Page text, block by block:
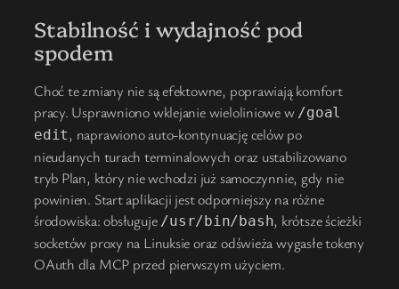
Stabilność i wydajność pod
spodem
Choć te zmiany nie są efektowne, poprawiają komfort
pracy. Usprawniono wklejanie wieloliniowe w /goal
edit, naprawiono auto-kontynuację celów po
nieudanych turach terminalowych oraz ustabilizowano
tryb Plan, który nie wchodzi już samoczynnie, gdy nie
powinien. Start aplikacji jest odporniejszy na różne
środowiska: obsługuje /usr/bin/bash, krótsze ścieżki
socketów proxy na Linuksie oraz odświeża wygasłe tokeny
OAuth dla MCP przed pierwszym użyciem.